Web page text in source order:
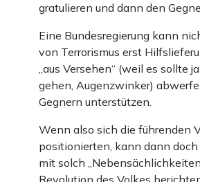
gratulieren und dann den
Eine Bundesregierung kann
von Terrorismus erst
„aus Versehen“ (weil es sollte
gehen, Augenzwinker)
Gegnern unterstützen.
Wenn also sich die führenden
positionierten, kann dann
mit solch